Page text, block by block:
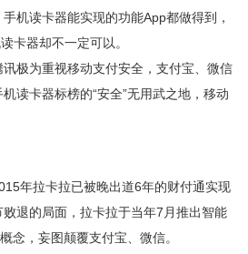
机读卡器能实现的功能App都做得到，
卡器却不一定可以。
极为重视移动支付安全，支付宝、微信
读卡器标榜的“安全”无用武之地，移动
年拉卡拉已被晚出道6年的财付通实现
退的局面，拉卡拉于当年7月推出智能
念，妄图颠覆支付宝、微信。